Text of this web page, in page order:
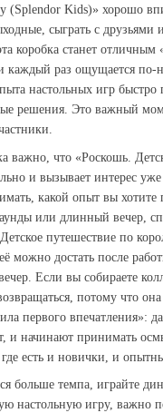
(Splendor Kids)» хорошо
сыграть с
коробка станет
каждый раз ощущается
настольных игр
решения. Это важный
важно, что «Роскошь.
и вызывает интерес
какой опыт вы
или длинный вечер,
путешествие по
можно достать после
Если вы собираете
потому что
первого впечатления»:
и начинают принимать
есть и новички, и
больше темпа, играйте
настольную игру, важно